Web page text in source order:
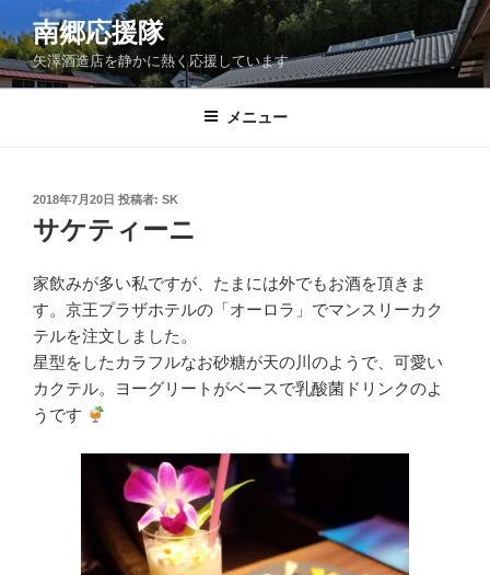
ン
テ
ン
南郷応援隊
矢澤酒造店を静かに熱く応援しています
メニュー
投
稿
日:
2018年7月20日 投稿者: SK
サケティーニ
家飲みが多い私ですが、たまには外でもお酒を頂きま
す。京王プラザホテルの「オーロラ」でマンスリーカク
テルを注文しました。
星型をしたカラフルなお砂糖が天の川のようで、可愛い
カクテル。ヨーグリートがベースで乳酸菌ドリンクのよ
うです